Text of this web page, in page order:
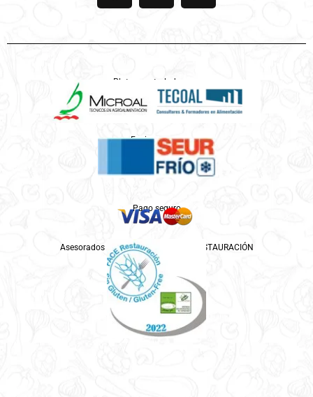
Platos controlados por
Enviamos por
Pago seguro
Asesorados por ASPROCESE-FACE RESTAURACIÓN